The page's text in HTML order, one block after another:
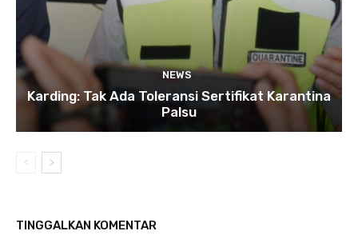
NEWS
Karding: Tak Ada Toleransi Sertifikat Karantina
Palsu
TINGGALKAN KOMENTAR